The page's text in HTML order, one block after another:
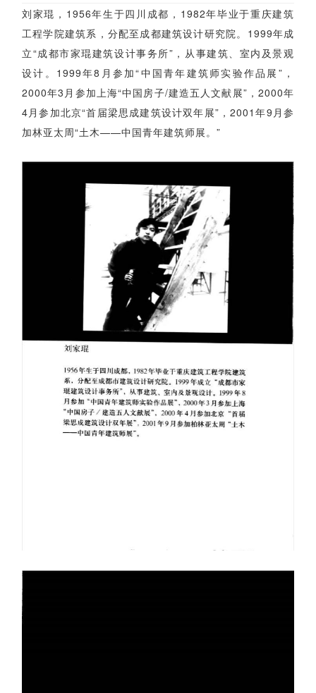
刘家琨，1956年生于四川成都，1982年毕业于重庆建筑
工程学院建筑系，分配至成都建筑设计研究院。1999年成
立“成都市家琨建筑设计事务所”，从事建筑、室内及景观
设计。1999年8月参加“中国青年建筑师实验作品展”，
2000年3月参加上海“中国房子/建造五人文献展”，2000年
4月参加北京“首届梁思成建筑设计双年展”，2001年9月参
加林亚太周“土木——中国青年建筑师展。”